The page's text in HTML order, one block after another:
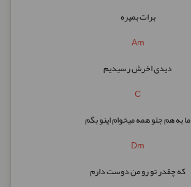
برات بمیره
Am
دیدی اخرش رسیدیم
C
ما به هم جلو همه میخوام اینو بگم
Dm
که چقدر تو رو من دوست دارم